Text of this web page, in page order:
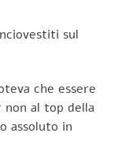
sul
che essere
non al top della
assoluto in